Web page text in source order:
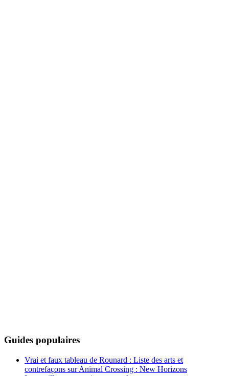
Guides populaires
Vrai et faux tableau de Rounard : Liste des arts et
contrefaçons sur Animal Crossing : New Horizons